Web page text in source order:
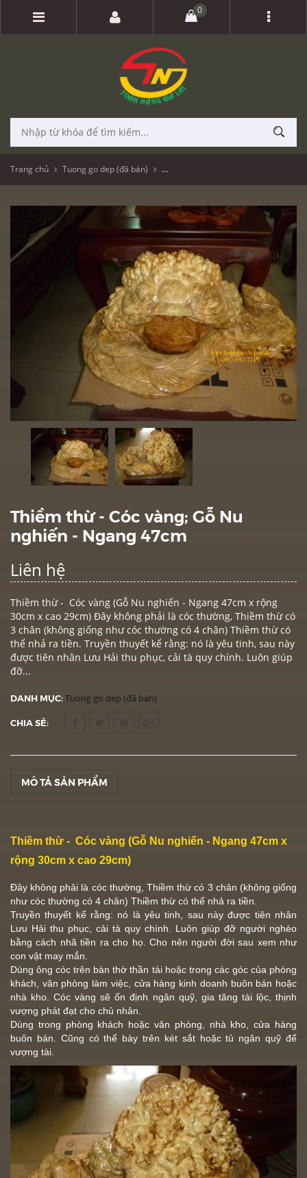
0
Trang chủ Tuong go dep (đã bán) Thiềm thừ - Cóc vàng; Gỗ Nu nghiến
Thiềm thừ - Cóc vàng; Gỗ Nu
nghiến - Ngang 47cm
Liên hệ
Thiềm thừ - Cóc vàng (Gỗ Nu nghiến - Ngang 47cm x rộng
30cm x cao 29cm) Đây không phải là cóc thường, Thiềm thừ có
3 chân (không giống như cóc thường có 4 chân) Thiềm thừ có
thể nhả ra tiền. Truyền thuyết kể rằng: nó là yêu tinh, sau này
được tiên nhân Lưu Hải thu phục, cải tà quy chính. Luôn giúp
đỡ...
DANH MỤC:Tuong go dep (đã bán)
CHIA SẺ:
MÔ TẢ SẢN PHẨM
Thiềm thừ - Cóc vàng (Gỗ Nu nghiến - Ngang 47cm x
rộng 30cm x cao 29cm)
Đây không phải là cóc thường, Thiềm thừcó 3 chân (không giống
như cóc thường có 4 chân) Thiềm thừ có thể nhả ra tiền.
Truyền thuyết kể rằng: nó là yêu tinh, sau này được tiên nhân
Lưu Hải thu phục, cải tà quy chính. Luôn giúp đỡ người nghèo
bằng cách nhã tiền ra cho họ. Cho nên người đời sau xem như
con vật may mắn.
Dùng ông cóc trên bàn thờ thần tài hoặc trong các góc của phòng
khách, văn phòng làm việc, cửa hàng kinh doanh buôn bán hoặc
nhà kho. Cóc vàng sẽ ổn định ngân quỹ, gia tăng tài lộc, thịnh
vượng phát đạt cho chủ nhân.
Dùng trong phòng khách hoặc văn phòng, nhà kho, cửa hàng
buôn bán. Cũng có thể bày trên két sắt hoặc tủ ngân quỹ để
vượng tài.